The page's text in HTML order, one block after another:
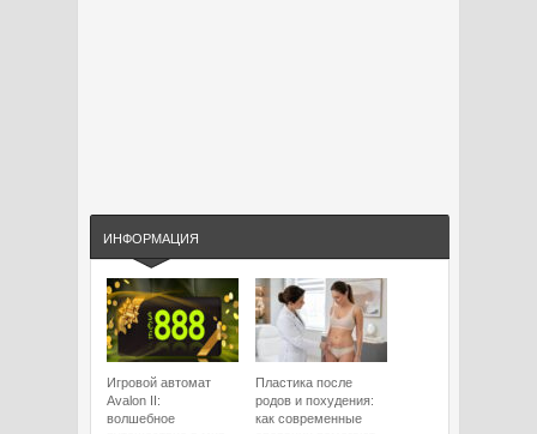
ИНФОРМАЦИЯ
Игровой автомат
Avalon II:
волшебное
Пластика после
родов и похудения:
как современные